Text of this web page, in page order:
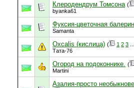
Клеродендрум Томсона (
byanka61
Фуксия-цветочная
Samanta
Oxcalis (кислица) ( 1 2 3
Тата-76
Огород на подоконнике. (
Martini
Азалия-просто